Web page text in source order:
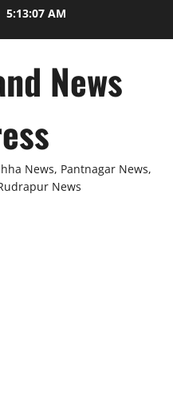
5:13:07 AM
News
News, Pantnagar News,
News